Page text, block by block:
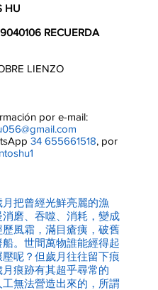
HU
RECUERDA
LIENZO
por e-mail:
34 655661518, por
把曾經光鮮亮麗的漁
消磨、吞噬、消耗，變成
歷風霜，滿目瘡痍，破舊
。世間萬物誰能經得起
呢？但歲月往往留下痕
月痕跡有其超乎尋常的
工無法營造出來的，所謂